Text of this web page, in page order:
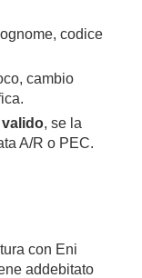
codice
cambio
, se la
A/R o PEC.
con Eni
addebitato